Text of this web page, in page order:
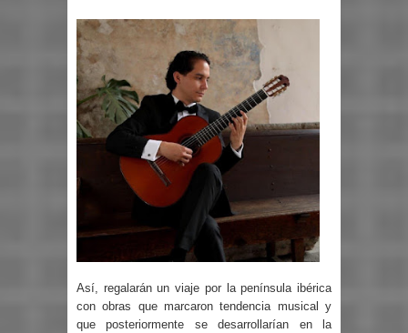
Así, regalarán un viaje por la península ibérica
con obras que marcaron tendencia musical y
que posteriormente se desarrollarían en la